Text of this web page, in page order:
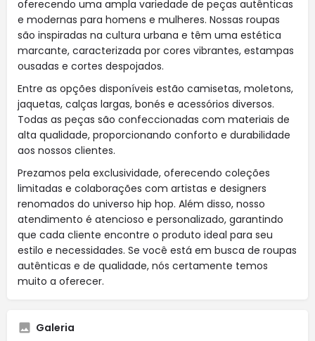
oferecendo uma ampla variedade de peças autênticas
e modernas para homens e mulheres. Nossas roupas
são inspiradas na cultura urbana e têm uma estética
marcante, caracterizada por cores vibrantes, estampas
ousadas e cortes despojados.
Entre as opções disponíveis estão camisetas, moletons,
jaquetas, calças largas, bonés e acessórios diversos.
Todas as peças são confeccionadas com materiais de
alta qualidade, proporcionando conforto e durabilidade
aos nossos clientes.
Prezamos pela exclusividade, oferecendo coleções
limitadas e colaborações com artistas e designers
renomados do universo hip hop. Além disso, nosso
atendimento é atencioso e personalizado, garantindo
que cada cliente encontre o produto ideal para seu
estilo e necessidades. Se você está em busca de roupas
autênticas e de qualidade, nós certamente temos
muito a oferecer.
Galeria